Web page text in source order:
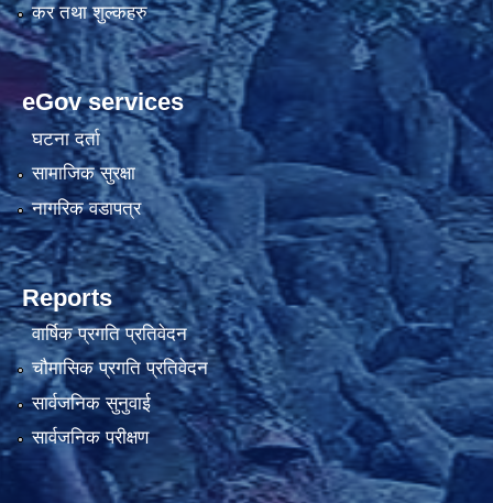
कर तथा शुल्कहरु
eGov services
घटना दर्ता
सामाजिक सुरक्षा
नागरिक वडापत्र
Reports
वार्षिक प्रगति प्रतिवेदन
चौमासिक प्रगति प्रतिवेदन
सार्वजनिक सुनुवाई
सार्वजनिक परीक्षण